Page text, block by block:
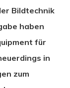
Bildtechnik
haben
für
in
zum